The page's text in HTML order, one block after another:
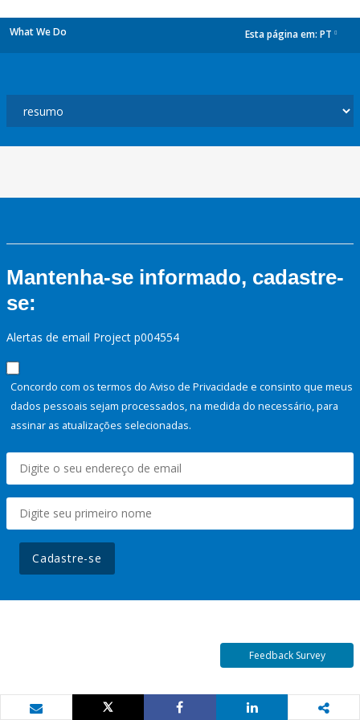
What We Do Esta página em: PT
Mantenha-se informado, cadastre-
se:
Alertas de email Project p004554
Concordo com os termos do Aviso de Privacidade e consinto que meus
dados pessoais sejam processados, na medida do necessário, para
assinar as atualizações selecionadas.
Cadastre-se
Feedback Survey